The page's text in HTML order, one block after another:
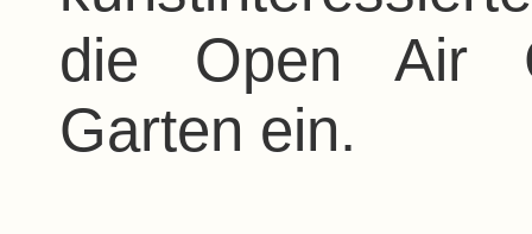
die Open Air
Garten ein.